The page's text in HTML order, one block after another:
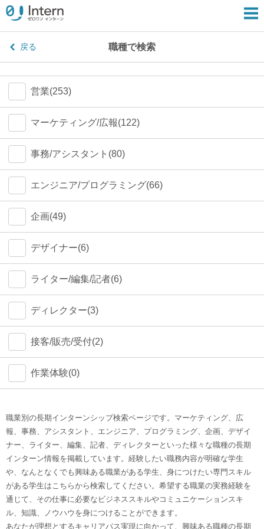
戻る 職種で検索
営業(253)
マーケティング/広報(122)
事務/アシスタント(80)
エンジニア/プログラミング(66)
企画(49)
デザイナー(6)
ライター/編集/記者(6)
ディレクター(3)
接客/販売/受付(2)
作業体験(0)
職業別の長期インターンシップ検索ページです。マーケティング、広
報、事務、アシスタント、エンジニア、プログラミング、企画、デザイ
ナー、ライター、編集、記者、ディレクターといった様々な職種の長期
インターン情報を掲載しています。経験したい職務内容が明確な学生
や、なんとなくでも興味ある職業がある学生、身につけたい専門スキル
がある学生はこちらから検索してください。希望する職業の実務経験を
通じて、その仕事に必要なビジネススキルやコミュニケーションスキ
ル、知識、ノウハウを身につけることができます。
あなたが理想とするキャリアパス実現に向かって、興味ある職種の長期